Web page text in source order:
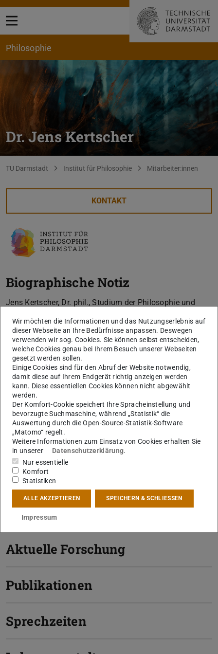
Menü öffnen
Philosophie
Dr. Jens Kertscher
Sie befinden sich hier:
TU Darmstadt Institut für Philosophie Mitarbeiter:innen
KONTAKT
Biographische Notiz
Jens Kertscher, Dr. phil., Studium der Philosophie und
Promotion in Heidelberg. Wissenschaftlicher Mitarbeiter
am Institut für Philosophie der TU Darmstadt.
Profil
Forschungsgebiete:
Philosophie der Sprache
Handlungstheorie
Normative Ethik
Philosophie des Pragmatismus
Interessensgebiete:
Fachdidaktik Philosophie
Aktuelle Forschung
Publikationen
Sprechzeiten
Wir möchten die Informationen und das Nutzungserlebnis auf
dieser Webseite an Ihre Bedürfnisse anpassen. Deswegen
verwenden wir sog. Cookies. Sie können selbst entscheiden,
welche Cookies genau bei Ihrem Besuch unserer Webseiten
gesetzt werden sollen.
Einige Cookies sind für den Abruf der Website notwendig,
damit diese auf Ihrem Endgerät richtig anzeigen werden
kann. Diese essentiellen Cookies können nicht abgewählt
werden.
Der Komfort-Cookie speichert Ihre Spracheinstellung und
bevorzugte Suchmaschine, während „Statistik“ die
Auswertung durch die Open-Source-Statistik-Software
„Matomo“ regelt.
Weitere Informationen zum Einsatz von Cookies erhalten Sie
in unserer
Datenschutzerklärung.
Nur essentielle
Komfort
Statistiken
ALLE AKZEPTIEREN SPEICHERN & SCHLIESSEN
Impressum